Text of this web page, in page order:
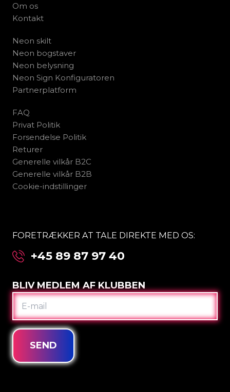
Om os
Kontakt
Neon skilt
Neon bogstaver
Neon belysning
Neon Sign Konfiguratoren
Partnerplatform
FAQ
Privat Politik
Forsendelse Politik
Returer
Generelle vilkår B2C
Generelle vilkår B2B
Cookie-indstillinger
FORETRÆKKER AT TALE DIREKTE MED OS:
+45 89 87 97 40
BLIV MEDLEM AF KLUBBEN
E-
MAIL
SEND